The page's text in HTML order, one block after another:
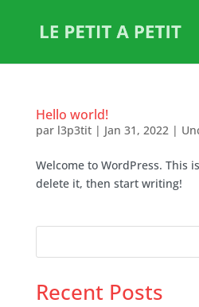
Hello world!
par l3p3tit| Jan 31, 2022|
Welcome to WordPress. This
delete it, then start writing!
Recent Posts